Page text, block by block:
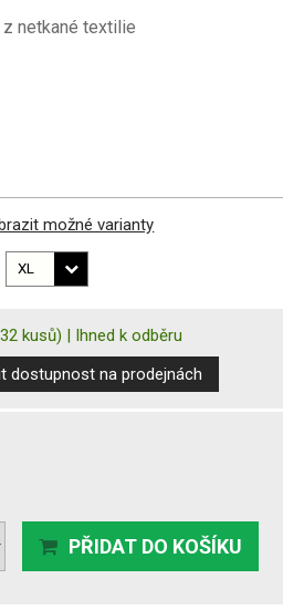
netkané textilie
možné varianty
kusů) | Ihned k odběru
dostupnost na prodejnách
PŘIDAT DO KOŠÍKU